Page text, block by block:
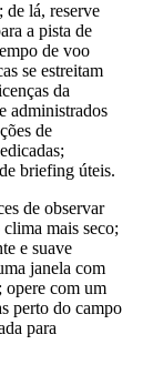
lá, reserve
a pista de
de voo
se estreitam
da
administrados
de
briefing úteis.
de observar
mais seco;
e suave
janela com
opere com um
perto do campo
para